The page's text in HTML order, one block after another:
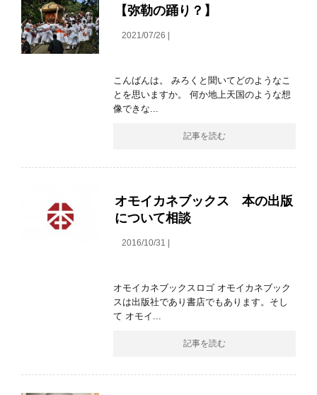
【弥勒の踊り？】
2021/07/26 |
こんばんは。 みろくと聞いてどのようなこ
とを思いますか。 何か地上天国のような想
像できな...
記事を読む
オモイカネブックス 本の出版
について相談
2016/10/31 |
オモイカネブックスロゴ オモイカネブック
スは出版社であり書店でもあります。そし
て オモイ...
記事を読む